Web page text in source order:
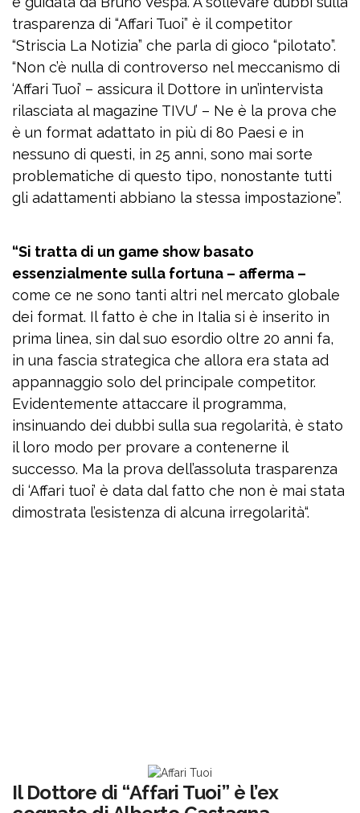
trasparenza di “Affari Tuoi” è il competitor
“Striscia La Notizia” che parla di gioco “pilotato”.
“Non c’è nulla di controverso nel meccanismo di
‘Affari Tuoi’ – assicura il Dottore in un’intervista
rilasciata al magazine TIVU’ – Ne è la prova che
è un format adattato in più di 80 Paesi e in
nessuno di questi, in 25 anni, sono mai sorte
problematiche di questo tipo, nonostante tutti
gli adattamenti abbiano la stessa impostazione”.
“Si tratta di un game show basato
essenzialmente sulla fortuna – afferma –
come ce ne sono tanti altri nel mercato globale
dei format. Il fatto è che in Italia si è inserito in
prima linea, sin dal suo esordio oltre 20 anni fa,
in una fascia strategica che allora era stata ad
appannaggio solo del principale competitor.
Evidentemente attaccare il programma,
insinuando dei dubbi sulla sua regolarità, è stato
il loro modo per provare a contenerne il
successo. Ma la prova dell’assoluta trasparenza
di ‘Affari tuoi’ è data dal fatto che non è mai stata
dimostrata l’esistenza di alcuna irregolarità“.
Il Dottore di “Affari Tuoi” è l’ex